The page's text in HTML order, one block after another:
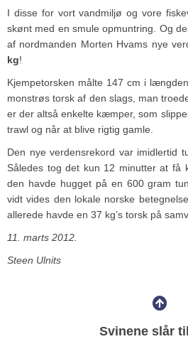
I disse for vort vandmiljø og vore
skønt med en smule opmuntring. Og
af nordmanden Morten Hvams nye
kg!
Kjempetorsken målte 147 cm i
monstrøs torsk af den slags, man
er der altså enkelte kæmper, som
trawl og når at blive rigtig gamle.
Den nye verdensrekord var imidlertid
Således tog det kun 12 minutter at få
den havde hugget på en 600 gram
vidt vides den lokale norske
allerede havde en 37 kg’s torsk på
11. marts 2012.
Steen Ulnits
Svinene slår